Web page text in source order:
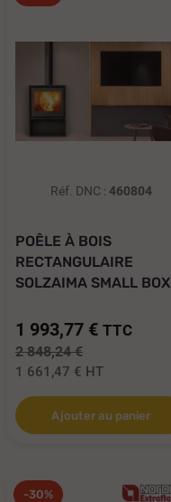
Réf. DNC : 460804
POÊLE À BOIS
RECTANGULAIRE
SOLZAIMA SMALL BOX
1 993,77 € TTC
2 848,24 €
1 661,47 € HT
Ajouter au panier
-30%